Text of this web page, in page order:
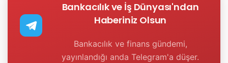
Bankacılık ve İş Dünyası'ndan
Haberiniz Olsun
Bankacılık ve finans gündemi,
yayınlandığı anda Telegram'a düşer.